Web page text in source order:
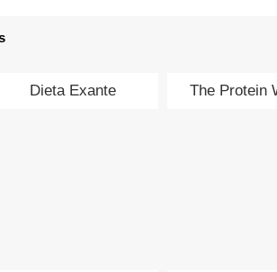
Dieta Exante
The Protein